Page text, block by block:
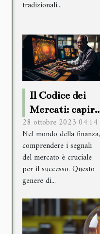
tradizionali...
Il Codice dei
Mercati: capire
i segnali
finanziari
28 ottobre 2023 04:14
Nel mondo della finanza,
comprendere i segnali
del mercato è cruciale
per il successo. Questo
genere di...